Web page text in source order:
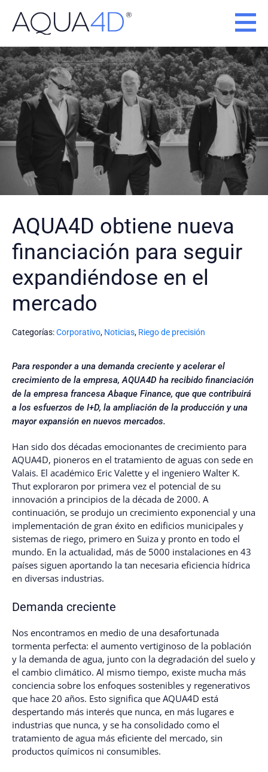
contenido
AQUA4D obtiene nueva
financiación para seguir
expandiéndose en el
mercado
Categorías:Corporativo, Noticias, Riego de precisión
Para responder a una demanda creciente y acelerar el
crecimiento de la empresa, AQUA4D ha recibido financiación
de la empresa francesaAbaque Finance, que que contribuirá
a los esfuerzos de I+D, la ampliación de la producción y una
mayor expansión en nuevos mercados.
Han sido dos décadas emocionantes de crecimiento para
AQUA4D, pioneros en el tratamiento de aguas con sede en
Valais. El académico Eric Valette y el ingeniero Walter K.
Thut exploraron por primera vez el potencial de su
innovación a principios de la década de 2000. A
continuación, se produjo un crecimiento exponencial y una
implementación de gran éxito en edificios municipales y
sistemas de riego, primero en Suiza y pronto en todo el
mundo. En la actualidad, más de 5000 instalaciones en 43
países siguen aportando la tan necesaria eficiencia hídrica
en diversas industrias.
Demanda creciente
Nos encontramos en medio de una desafortunada
tormenta perfecta: el aumento vertiginoso de la población
y la demanda de agua, junto con la degradación del suelo y
el cambio climático. Al mismo tiempo, existe mucha más
conciencia sobre los enfoques sostenibles y regenerativos
que hace 20 años. Esto significa que AQUA4D está
despertando más interés que nunca, en más lugares e
industrias que nunca, y se ha consolidado como el
tratamiento de agua más eficiente del mercado, sin
productos químicos ni consumibles.